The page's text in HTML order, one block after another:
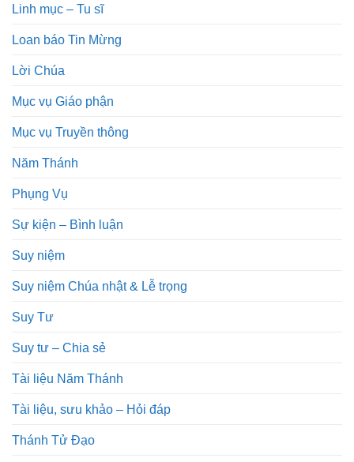
Linh mục – Tu sĩ
Loan báo Tin Mừng
Lời Chúa
Mục vụ Giáo phận
Mục vụ Truyền thông
Năm Thánh
Phụng Vụ
Sự kiện – Bình luận
Suy niệm
Suy niệm Chúa nhật & Lễ trọng
Suy Tư
Suy tư – Chia sẻ
Tài liệu Năm Thánh
Tài liệu, sưu khảo – Hỏi đáp
Thánh Tử Đạo